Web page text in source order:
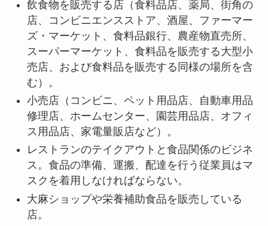
飲食物を販売する店（食料品店、薬局、街角の
店、コンビニエンスストア、酒屋、ファーマー
ズ・マーケット、食料品銀行、農産物直売所、
スーパーマーケット、食料品を販売する大型小
売店、および食料品を販売する同様の場所を含
む）。
小売店（コンビニ、ペット用品店、自動車用品
修理店、ホームセンター、園芸用品店、オフィ
ス用品店、家電量販店など）。
レストランのテイクアウトと食品関係のビジネ
ス。食品の準備、運搬、配達を行う従業員はマ
スクを着用しなければならない。
大麻ショップや栄養補助食品を販売している
店。